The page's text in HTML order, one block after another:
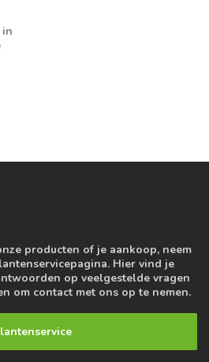
in
producten of je aankoop, neem
Hier vind je
op veelgestelde vragen
om contact met ons op te nemen.